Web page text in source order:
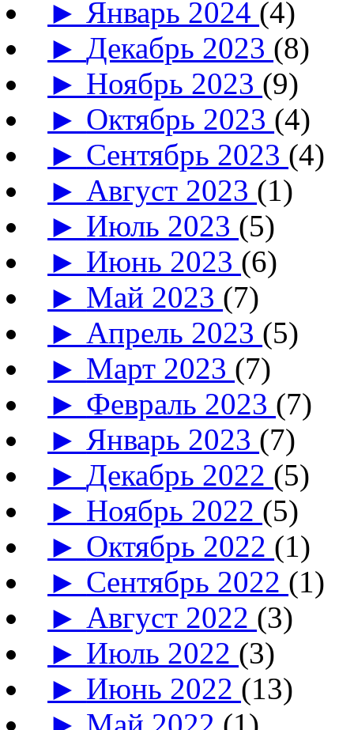
► Январь 2024 (4)
►Декабрь 2023 (8)
► Ноябрь 2023 (9)
► Октябрь 2023 (4)
► Сентябрь 2023 (4)
► Август 2023 (1)
► Июль 2023 (5)
► Июнь 2023 (6)
► Май 2023 (7)
► Апрель 2023 (5)
► Март 2023 (7)
► Февраль 2023 (7)
► Январь 2023 (7)
►Декабрь 2022 (5)
► Ноябрь 2022 (5)
► Октябрь 2022 (1)
► Сентябрь 2022 (1)
► Август 2022 (3)
► Июль 2022 (3)
► Июнь 2022 (13)